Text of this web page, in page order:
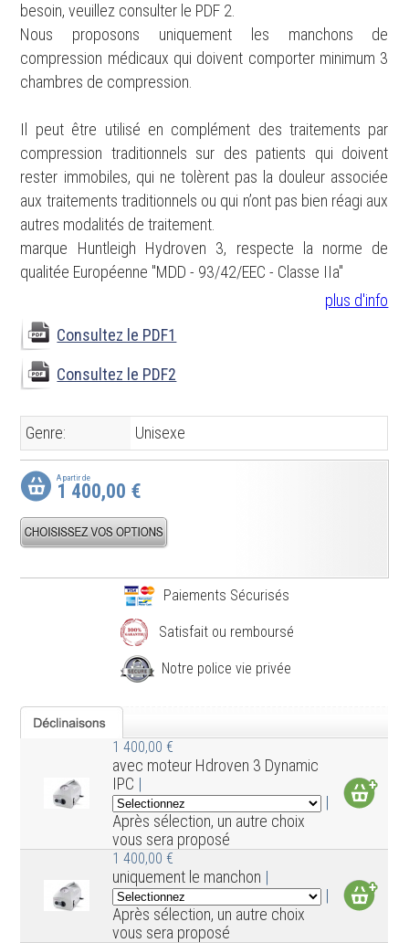
besoin, veuillez consulter le PDF 2.
Nous proposons uniquement les manchons de
compression médicaux qui doivent comporter minimum 3
chambres de compression.
Il peut être utilisé en complément des traitements par
compression traditionnels sur des patients qui doivent
rester immobiles, qui ne tolèrent pas la douleur associée
aux traitements traditionnels ou qui n’ont pas bien réagi aux
autres modalités de traitement.
marque Huntleigh Hydroven 3, respecte la norme de
qualitée Européenne "MDD - 93/42/EEC - Classe IIa"
plus d'info
Consultez le PDF1
Consultez le PDF2
Genre: Unisexe
A partir de
1 400,00 €
Paiements Sécurisés
Satisfait ou remboursé
Notre police vie privée
1 400,00 €
avec moteur Hdroven 3 Dynamic
IPC |
|
Après sélection, un autre choix
vous sera proposé
1 400,00 €
uniquement le manchon |
|
Après sélection, un autre choix
vous sera proposé